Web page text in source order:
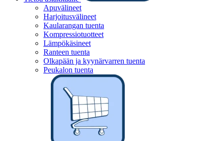
Apuvälineet
Harjoitusvälineet
Kaularangan tuenta
Kompressiotuotteet
Lämpökäsineet
Ranteen tuenta
Olkapään ja kyynärvarren tuenta
Peukalon tuenta